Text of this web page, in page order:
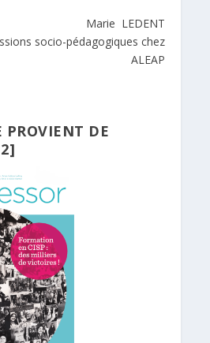
Marie LEDENT
socio-pédagogiques chez
ALEAP
PROVIENT DE